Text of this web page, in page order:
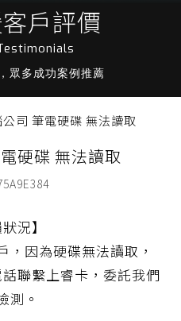
戶評價
眾多成功案例推薦
司 筆電硬碟 無法讀取
硬碟 無法讀取
況】
，因為硬碟無法讀取，
聯繫上睿卡，委託我們
測。